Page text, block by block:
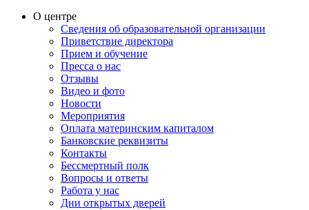
О центре
Сведения об образовательной организации
Приветствие директора
Прием и обучение
Пресса о нас
Отзывы
Видео и фото
Новости
Мероприятия
Оплата материнским капиталом
Банковские реквизиты
Контакты
Бессмертный полк
Вопросы и ответы
Работа у нас
Дни открытых дверей